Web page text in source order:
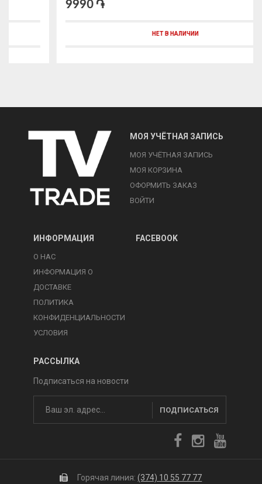
НЕТ В НАЛИЧИИ
МОЯ УЧЁТНАЯ ЗАПИСЬ
МОЯ УЧЁТНАЯ ЗАПИСЬ
МОЯ КОРЗИНА
ОФОРМИТЬ ЗАКАЗ
ВОЙТИ
ИНФОРМАЦИЯ
О НАС
ИНФОРМАЦИЯ О
ДОСТАВКЕ
ПОЛИТИКА
КОНФИДЕНЦИАЛЬНОСТИ
УСЛОВИЯ
FACEBOOK
РАССЫЛКА
Подписаться на новости
ПОДПИСАТЬСЯ
Горячая линия:(374) 10 55 77 77